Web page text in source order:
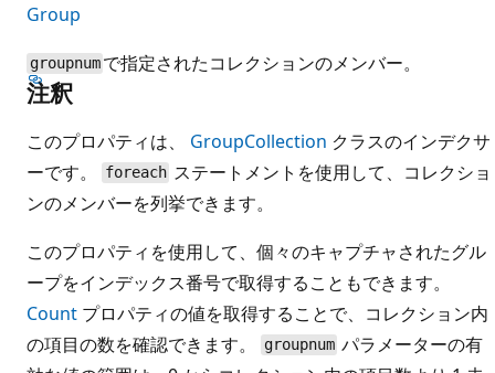
Group
groupnum で指定されたコレクションのメンバー。
注釈
このプロパティは、 GroupCollection クラスのインデクサ
ーです。
foreach ステートメントを使用して、コレクショ
ンのメンバーを列挙できます。
このプロパティを使用して、個々のキャプチャされたグル
ープをインデックス番号で取得することもできます。
Count プロパティの値を取得することで、コレクション内
の項目の数を確認できます。
groupnum パラメーターの有